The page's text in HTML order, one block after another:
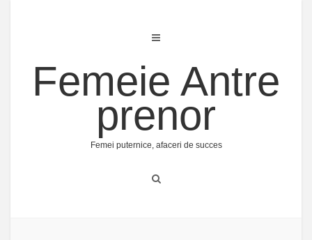
Femeie Antre
prenor
Femei puternice, afaceri de succes